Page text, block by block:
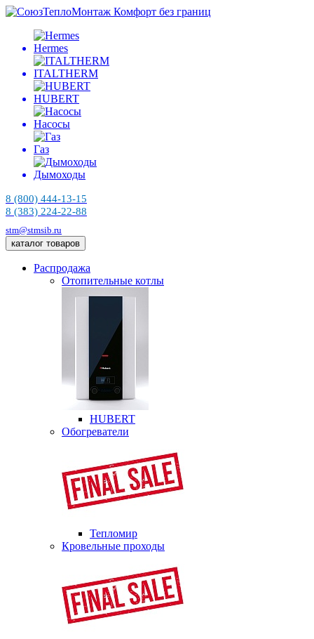
Комфорт без границ
Hermes
ITALTHERM
HUBERT
Насосы
Газ
Дымоходы
8 (800) 444-13-15
8 (383) 224-22-88
stm@stmsib.ru
каталог товаров
Распродажа
Отопительные котлы
HUBERT
Обогреватели
Тепломир
Кровельные проходы